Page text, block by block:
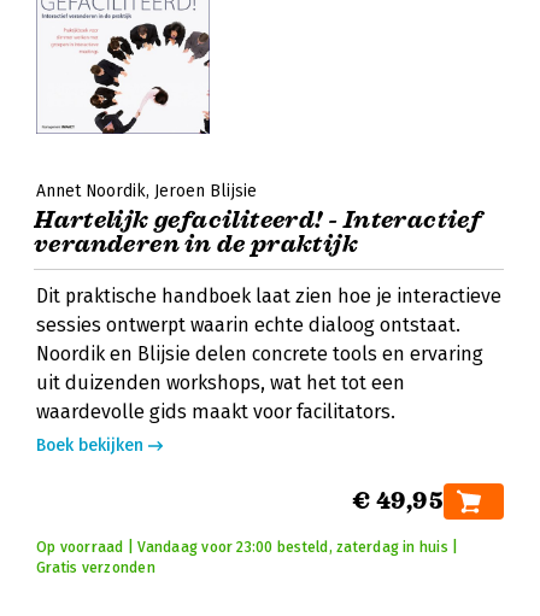
Annet Noordik Jeroen Blijsie
Hartelijk gefaciliteerd! - Interactief
veranderen in de praktijk
Dit praktische handboek laat zien hoe je interactieve
sessies ontwerpt waarin echte dialoog ontstaat.
Noordik en Blijsie delen concrete tools en ervaring
uit duizenden workshops, wat het tot een
waardevolle gids maakt voor facilitators.
Boek bekijken
€ 49,95
Op voorraad | Vandaag voor 23:00 besteld, zaterdag in huis |
Gratis verzonden